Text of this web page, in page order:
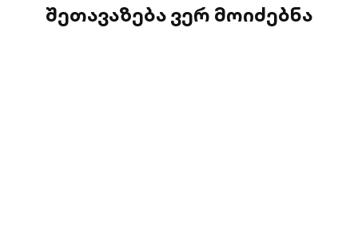
შეთავაზება ვერ მოიძებნა